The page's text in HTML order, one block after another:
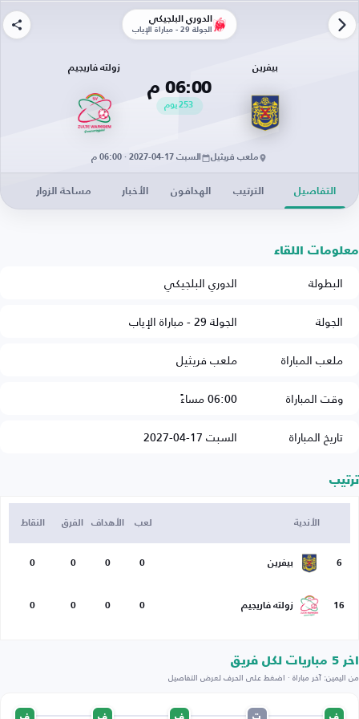
الدوري البلجيكي
الجولة 29 - مباراة الإياب
بيفرين
06:00 م
253يوم
زولته فاريجيم
ملعب فريثيل السبت 17-04-2027 · 06:00 م
التفاصيل الترتيب الهدافون الأخبار مساحة الزوار
معلومات اللقاء
البطولة
الدوري البلجيكي
الجولة
الجولة 29 - مباراة الإياب
ملعب المباراة
ملعب فريثيل
وقت المباراة
06:00 مساءً
تاريخ المباراة
السبت 17-04-2027
ترتيب
الأندية لعب الأهداف الفرق النقاط
6 بيفرين 0
0
0
0
16 زولته فاريجيم 0
0
0
0
اخر 5 مباريات لكل فريق
من اليمين: آخر مباراة · اضغط على الحرف لعرض التفاصيل